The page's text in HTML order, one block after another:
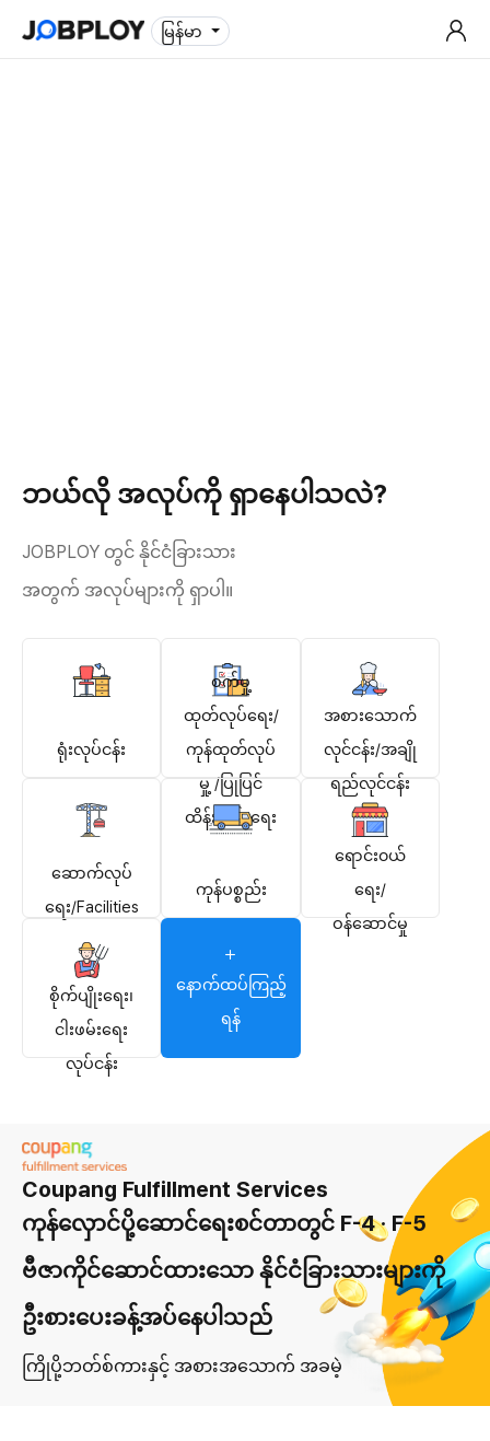
မြန်မာ
ဘယ်လို အလုပ်ကို ရှာနေပါသလဲ?
JOBPLOY တွင် နိုင်ငံခြားသား
အတွက် အလုပ်များကို ရှာပါ။
ရုံးလုပ်ငန်း
စက်မှု့
ထုတ်လုပ်ရေး/
ကုန်ထုတ်လုပ်
မှု့ /ပြုပြင်
ထိန်းသိမ်းရေး
အစားသောက်
လုင်ငန်း/အချို
ရည်လုင်ငန်း
ဆောက်လုပ်
ရေး/Facilities
ကုန်ပစ္စည်း
ရောင်း၀ယ်
ရေး/
ဝန်ဆောင်မှု
စိုက်ပျိုးရေး၊
ငါးဖမ်းရေး
လုပ်ငန်း
နောက်ထပ်ကြည့်
ရန်
Coupang Fulfillment Services
ကုန်လှောင်ပို့ဆောင်ရေးစင်တာတွင် F-4 · F-5
ဗီဇာကိုင်ဆောင်ထားသော နိုင်ငံခြားသားများကို
ဦးစားပေးခန့်အပ်နေပါသည်
ကြိုပို့ဘတ်စ်ကားနှင့် အစားအသောက် အခမဲ့